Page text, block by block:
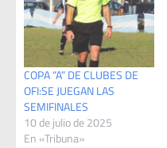
COPA “A” DE CLUBES DE
OFI:SE JUEGAN LAS
SEMIFINALES
10 de julio de 2025
En «Tribuna»